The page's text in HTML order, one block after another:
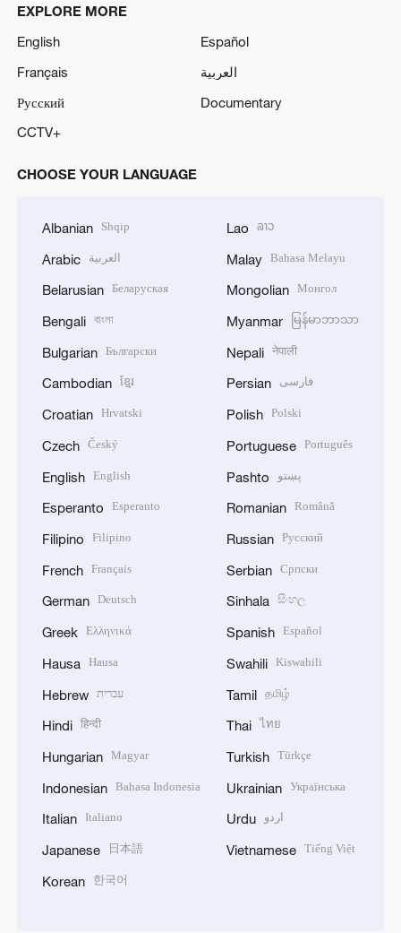
EXPLORE MORE
English
Español
Français
العربية
Русский
Documentary
CCTV+
CHOOSE YOUR LANGUAGE
Albanian Shqip
Arabic العربية
Belarusian Беларуская
Bengali বাংলা
Bulgarian Български
Cambodian ខ្មែរ
Croatian Hrvatski
Czech Český
English English
Esperanto Esperanto
Filipino Filipino
French Français
German Deutsch
Greek Ελληνικά
Hausa Hausa
Hebrew עברית
Hindi हिन्दी
Hungarian Magyar
Indonesian Bahasa Indonesia
Italian Italiano
Japanese 日本語
Korean 한국어
Lao ລາວ
Malay Bahasa Melayu
Mongolian Монгол
Myanmar မြန်မာဘာသာ
Nepali नेपाली
Persian فارسی
Polish Polski
Portuguese Português
Pashto پښتو
Romanian Română
Russian Русский
Serbian Српски
Sinhala සිංහල
Spanish Español
Swahili Kiswahili
Tamil தமிழ்
Thai ไทย
Turkish Türkçe
Ukrainian Українська
Urdu اردو
Vietnamese Tiếng Việt